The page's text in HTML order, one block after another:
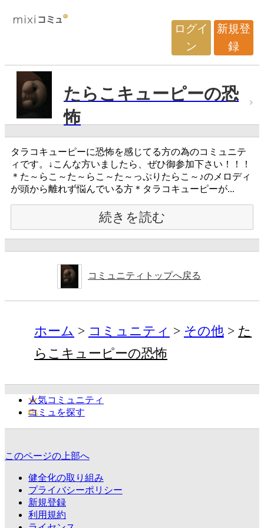
ログイ
ン
新規登
録
たらこキューピーの恐
怖
タラコキューピーに恐怖を感じてる方の為のコミュニテ
ィです。↓こんな方いましたら、ぜひ御参加下さい！！！
＊た～らこ～た～らこ～た～っぷりたらこ～♪のメロディ
が頭から離れず悩んでいる方＊タラコキューピーが...
続きを読む
コミュニティトップへ戻る
ホーム コミュニティ その他
た
らこキューピーの恐怖
人気コミュニティ
コミュを探す
このページの上部へ
健全化の取り組み
プライバシーポリシー
新規登録
利用規約